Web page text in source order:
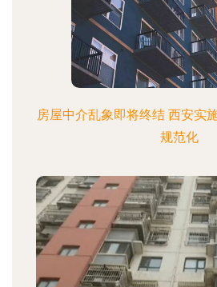
房屋中介乱象即将终结 西安实
规范化